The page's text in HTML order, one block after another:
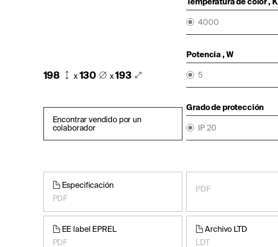
198 x 130 x193
Encontrar vendido por un
colaborador
4000
Potencia , W
5
Grado de protección
IP 20
Especificación
PDF
PDF
EE label EPREL
PDF
Archivo LTD
LDT